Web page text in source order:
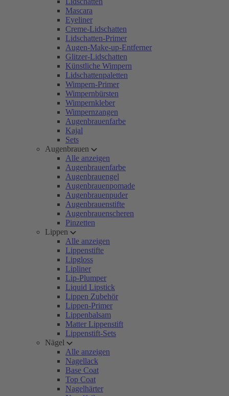
Mascara
Eyeliner
Creme-Lidschatten
Lidschatten-Primer
Augen-Make-up-Entferner
Glitzer-Lidschatten
Künstliche Wimpern
Lidschattenpaletten
Wimpern-Primer
Wimpernbürsten
Wimpernkleber
Wimpernzangen
Augenbrauenfarbe
Kajal
Sets
Augenbrauen
Alle anzeigen
Augenbrauenfarbe
Augenbrauengel
Augenbrauenpomade
Augenbrauenpuder
Augenbrauenstifte
Augenbrauenscheren
Pinzetten
Lippen
Alle anzeigen
Lippenstifte
Lipgloss
Lipliner
Lip-Plumper
Liquid Lipstick
Lippen Zubehör
Lippen-Primer
Lippenbalsam
Matter Lippenstift
Lippenstift-Sets
Nägel
Alle anzeigen
Nagellack
Base Coat
Top Coat
Nagelhärter